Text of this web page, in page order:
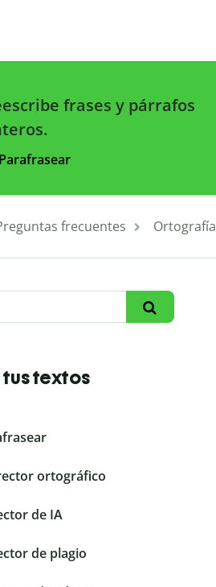
frases y párrafos
Parafrasear
frecuentes Ortografía
textos
ortográfico
de IA
de plagio